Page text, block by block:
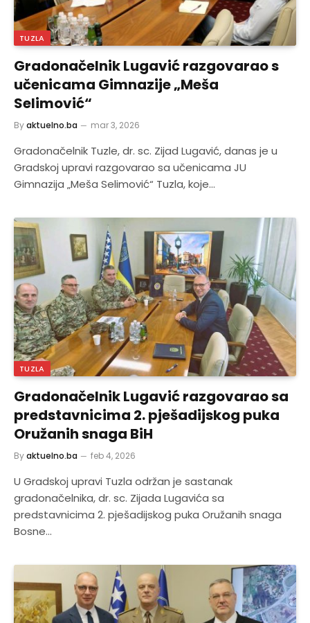
TUZLA
Gradonačelnik Lugavić razgovarao s
učenicama Gimnazije „Meša
Selimović“
Byaktuelno.ba mar 3, 2026
Gradonačelnik Tuzle, dr. sc. Zijad Lugavić, danas je u
Gradskoj upravi razgovarao sa učenicama JU
Gimnazija „Meša Selimović“ Tuzla, koje…
TUZLA
Gradonačelnik Lugavić razgovarao sa
predstavnicima 2. pješadijskog puka
Oružanih snaga BiH
Byaktuelno.ba feb 4, 2026
U Gradskoj upravi Tuzla održan je sastanak
gradonačelnika, dr. sc. Zijada Lugavića sa
predstavnicima 2. pješadijskog puka Oružanih snaga
Bosne…